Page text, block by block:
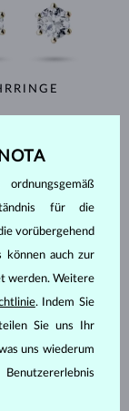
für die
vorübergehend
können auch zur
werden. Weitere
. Indem Sie
Sie uns Ihr
uns wiederum